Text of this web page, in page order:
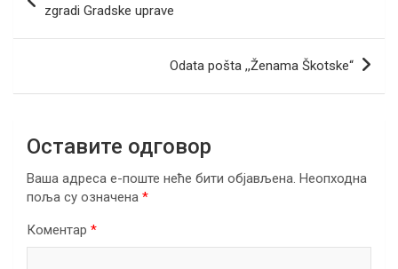
o
p
p
m
чланка
zgradi Gradske uprave
Odata pošta ,,Ženama Škotske“
Оставите одговор
Ваша адреса е-поште неће бити објављена. Неопходна
поља су означена *
Коментар *